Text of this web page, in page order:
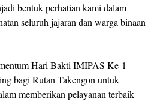
bentuk perhatian kami dalam
seluruh jajaran dan warga binaan
Hari Bakti IMIPAS Ke-1
bagi Rutan Takengon untuk
memberikan pelayanan terbaik